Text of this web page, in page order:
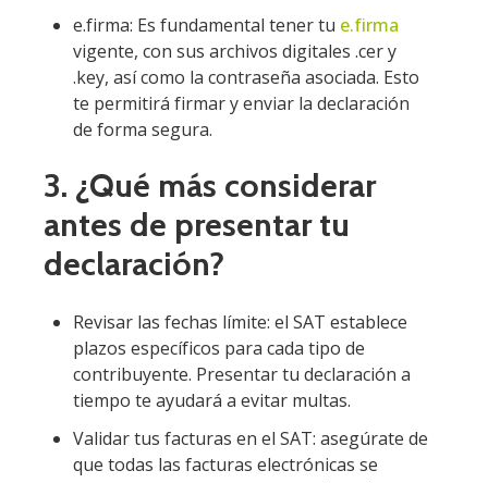
e.firma: Es fundamental tener tu e.firma
vigente, con sus archivos digitales .cer y
.key, así como la contraseña asociada. Esto
te permitirá firmar y enviar la declaración
de forma segura.
3. ¿Qué más considerar
antes de presentar tu
declaración?
Revisar las fechas límite: el SAT establece
plazos específicos para cada tipo de
contribuyente. Presentar tu declaración a
tiempo te ayudará a evitar multas.
Validar tus facturas en el SAT: asegúrate de
que todas las facturas electrónicas se